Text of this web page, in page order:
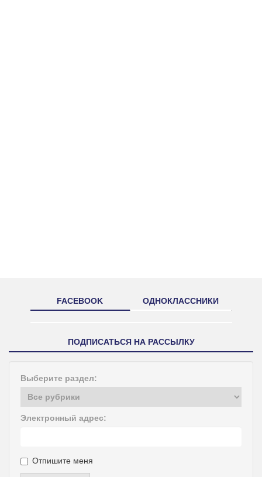
FACEBOOK ОДНОКЛАССНИКИ
ПОДПИСАТЬСЯ НА РАССЫЛКУ
Выберите раздел:
Электронный адрес:
Отпишите меня